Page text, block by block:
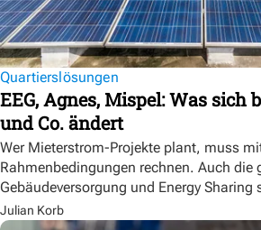
Quartierslösungen
EEG, Agnes, Mispel: Was sich
und Co. ändert
Wer Mieterstrom-Projekte plant, muss
Rahmenbedingungen rechnen. Auch die
Gebäudeversorgung und Energy Sharing
Julian Korb